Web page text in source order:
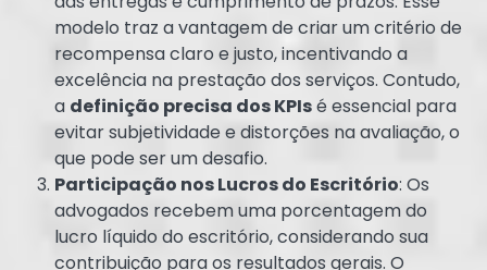
modelo traz a vantagem de criar um critério de
recompensa claro e justo, incentivando a
excelência na prestação dos serviços. Contudo,
a definição precisa dos KPIsé essencial para
evitar subjetividade e distorções na avaliação, o
que pode ser um desafio.
Participação nos Lucros do Escritório: Os
advogados recebem uma porcentagem do
lucro líquido do escritório, considerando sua
contribuição para os resultados gerais. O